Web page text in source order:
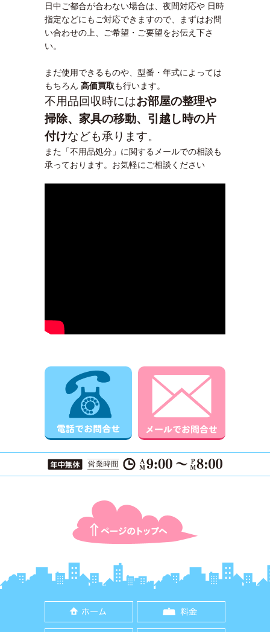
日中ご都合が合わない場合は、夜間対応や 日時
指定などにもご対応できますので、まずはお問
い合わせの上、ご希望・ご要望をお伝え下さ
い。
まだ使用できるものや、型番・年式によっては
もちろん 高価買取も行います。
不用品回収時にはお部屋の整理や
掃除、家具の移動、引越し時の片
付けなども承ります。
また「不用品処分」に関するメールでの相談も
承っております。お気軽にご相談ください
電話でお問合せ